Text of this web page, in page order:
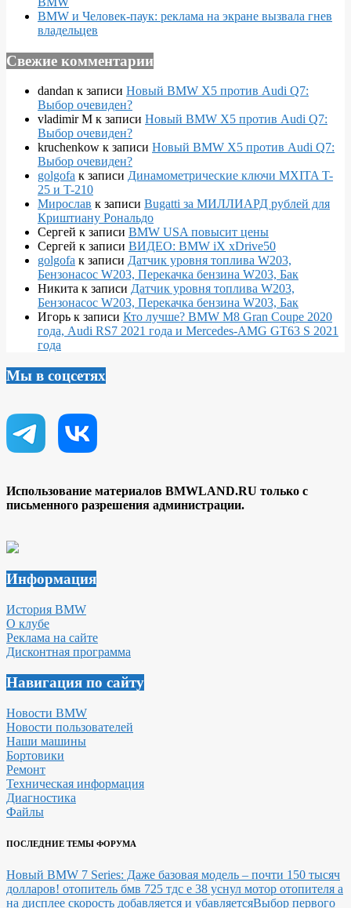
BMW и Человек-паук: реклама на экране вызвала гнев
владельцев
Свежие комментарии
dandan к записи Новый BMW X5 против Audi Q7:
Выбор очевиден?
vladimir M к записи Новый BMW X5 против Audi Q7:
Выбор очевиден?
kruchenkow к записи Новый BMW X5 против Audi Q7:
Выбор очевиден?
golgofa к записи Динамометрические ключи MXITA T-
25 и T-210
Мирослав к записи Bugatti за МИЛЛИАРД рублей для
Криштиану Рональдо
Сергей к записи BMW USA повысит цены
Сергей к записи ВИДЕО: BMW iX xDrive50
golgofa к записи Датчик уровня топлива W203,
Бензонасос W203, Перекачка бензина W203, Бак
Никита к записи Датчик уровня топлива W203,
Бензонасос W203, Перекачка бензина W203, Бак
Игорь к записи Кто лучше? BMW M8 Gran Coupe 2020
года, Audi RS7 2021 года и Mercedes-AMG GT63 S 2021
года
Мы в соцсетях
Использование материалов BMWLAND.RU только с
письменного разрешения администрации.
Информация
История BMW
О клубе
Реклама на сайте
Дисконтная программа
Навигация по сайту
Новости BMW
Новости пользователей
Наши машины
Бортовики
Ремонт
Техническая информация
Диагностика
Файлы
ПОСЛЕДНИЕ ТЕМЫ ФОРУМА
Новый BMW 7 Series: Даже базовая модель – почти 150 тысяч
долларов! отопитель бмв 725 тдс е 38 уснул мотор отопителя а
на дисплее скорость добавляется и убавляетсяВыбор первого